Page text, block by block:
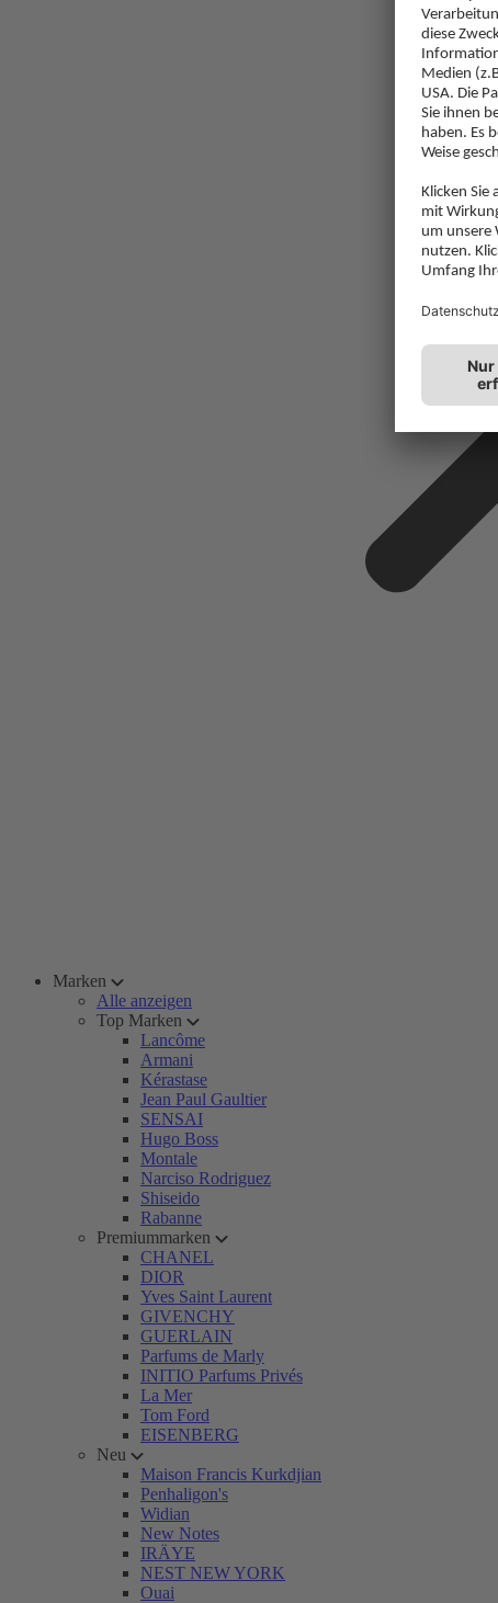
Marken
Alle anzeigen
Top Marken
Lancôme
Armani
Kérastase
Jean Paul Gaultier
SENSAI
Hugo Boss
Montale
Narciso Rodriguez
Shiseido
Rabanne
Premiummarken
CHANEL
DIOR
Yves Saint Laurent
GIVENCHY
GUERLAIN
Parfums de Marly
INITIO Parfums Privés
La Mer
Tom Ford
EISENBERG
Neu
Maison Francis Kurkdjian
Penhaligon's
Widian
New Notes
IRÄYE
NEST NEW YORK
Ouai